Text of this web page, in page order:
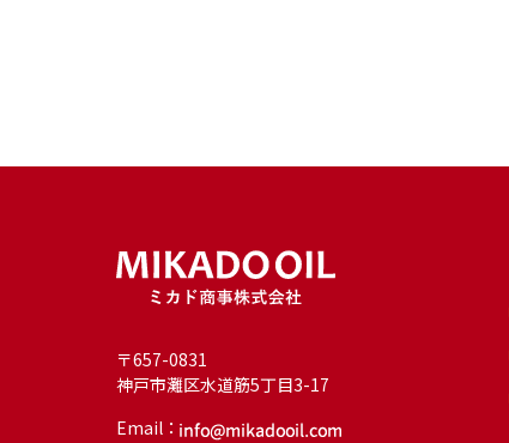
〒657-0831
神戸市灘区水道筋5丁目3-17
Email：